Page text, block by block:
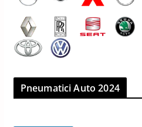
Pneumatici Auto 2024